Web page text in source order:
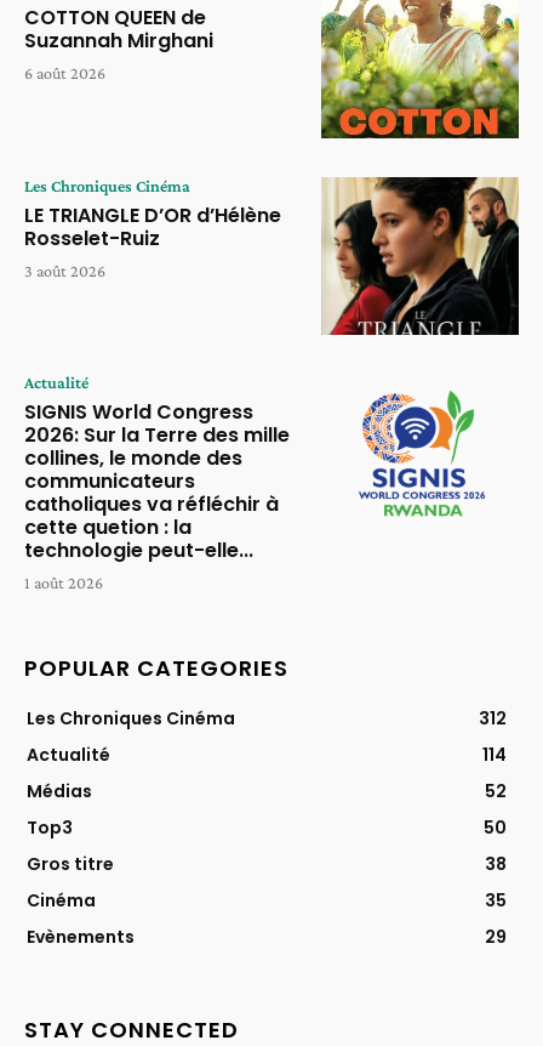
COTTON QUEEN de
Suzannah Mirghani
6 août 2026
Les Chroniques Cinéma
LE TRIANGLE D’OR d’Hélène
Rosselet-Ruiz
3 août 2026
Actualité
SIGNIS World Congress
2026: Sur la Terre des mille
collines, le monde des
communicateurs
catholiques va réfléchir à
cette quetion : la
technologie peut-elle...
1 août 2026
POPULAR CATEGORIES
Les Chroniques Cinéma
312
Actualité
114
Médias
52
Top3
50
Gros titre
38
Cinéma
35
Evènements
29
STAY CONNECTED